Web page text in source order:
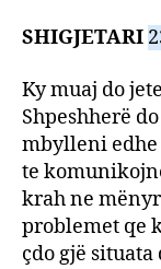
SHIGJETARI
Ky muaj do
Shpeshherë
mbylleni edhe
te
krah ne
problemet qe
çdo gjë